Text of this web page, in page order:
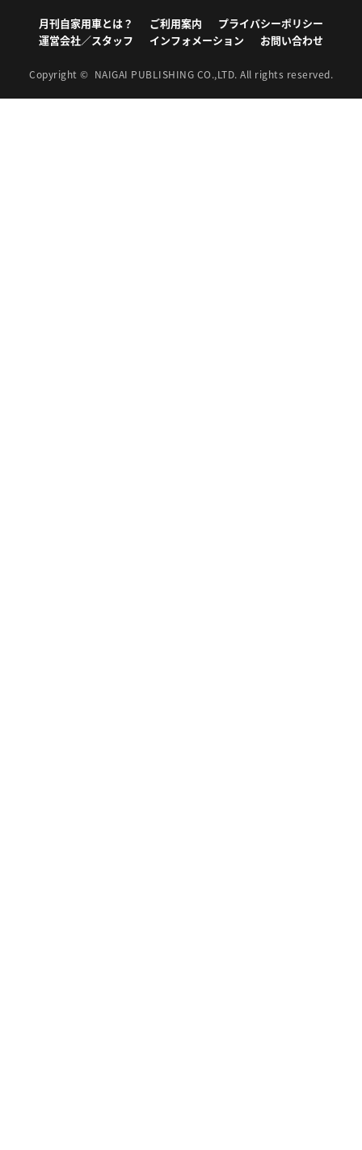
月刊自家用車とは？ ご利用案内
プライバシーポリシー
運営会社／スタッフ
インフォメーション お問い合わせ
Copyright © NAIGAI PUBLISHING CO.,LTD. All rights reserved.